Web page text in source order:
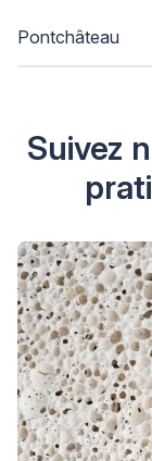
Pontchâteau
Suivez